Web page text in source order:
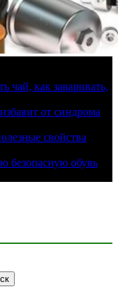
чай, как заваривать,
от синдрома
свойства
безопасную обувь